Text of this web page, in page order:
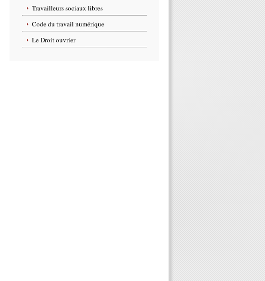
Travailleurs sociaux libres
Code du travail numérique
Le Droit ouvrier